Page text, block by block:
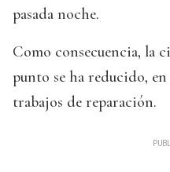
pasada noche.
Como consecuencia, la
punto se ha reducido,
trabajos de reparación.